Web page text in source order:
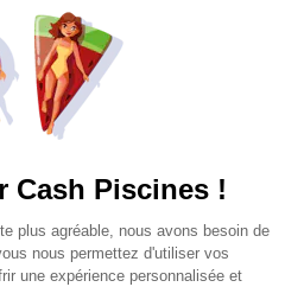
RC+ (non inclus)
Couleurs
40 W
Non
Connexion facile et étanche
Un large choix de couleurs
Adaptée à toutes les piscines
Idéale pour la construction ou
Cash Piscines !
du
plus agréable, nous avons besoin de
nous permettez d'utiliser vos
une expérience personnalisée et
consent